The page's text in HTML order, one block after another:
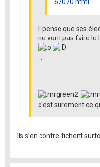
62070.html
Il pense que ses
ne vont pas faire le
c'est surement ce
Ils s’en contre-fichent